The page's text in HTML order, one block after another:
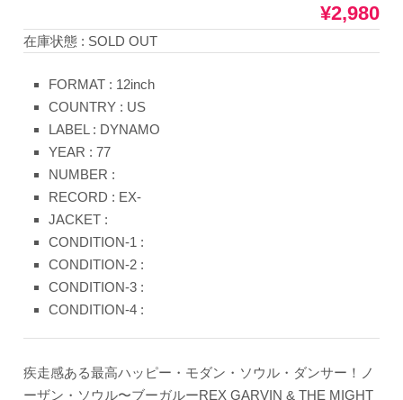
¥2,980
在庫状態 : SOLD OUT
FORMAT : 12inch
COUNTRY : US
LABEL : DYNAMO
YEAR : 77
NUMBER :
RECORD : EX-
JACKET :
CONDITION-1 :
CONDITION-2 :
CONDITION-3 :
CONDITION-4 :
疾走感ある最高ハッピー・モダン・ソウル・ダンサー！ノ
ーザン・ソウル〜ブーガルーREX GARVIN & THE MIGHT